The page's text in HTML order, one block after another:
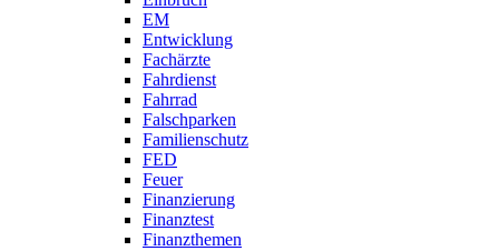
EM
Entwicklung
Fachärzte
Fahrdienst
Fahrrad
Falschparken
Familienschutz
FED
Feuer
Finanzierung
Finanztest
Finanzthemen